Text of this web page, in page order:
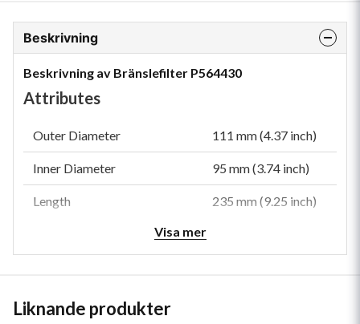
Beskrivning
Beskrivning av Bränslefilter P564430
Attributes
Outer Diameter 111 mm (4.37 inch)
Inner Diameter 95 mm (3.74 inch)
Length 235 mm (9.25 inch)
Emulsified H2O Efficiency
Visa mer
Liknande produkter